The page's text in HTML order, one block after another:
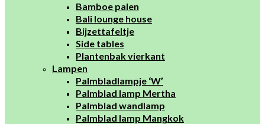
Bamboe palen
Bali lounge house
Bijzettafeltje
Side tables
Plantenbak vierkant
Lampen
Palmbladlampje ‘W’
Palmblad lamp Mertha
Palmblad wandlamp
Palmblad lamp Mangkok